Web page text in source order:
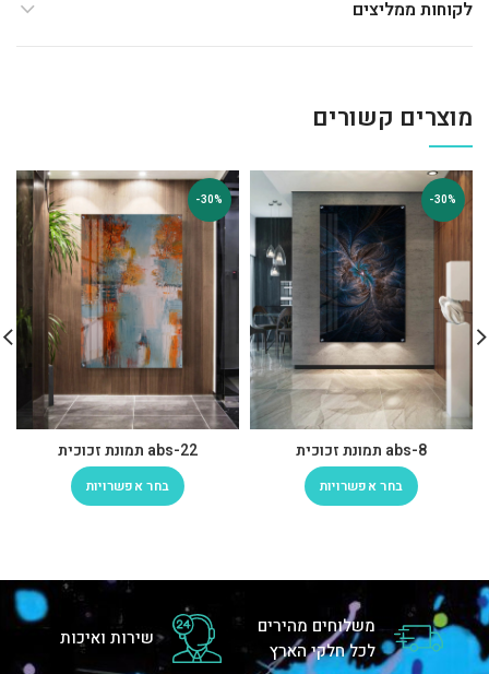
לקוחות ממליצים
מוצרים קשורים
-30%
abs-8 תמונת זכוכית
בחר אפשרויות
-30%
abs-22 תמונת זכוכית
בחר אפשרויות
משלוחים מהירים
לכל חלקי הארץ
שירות ואיכות